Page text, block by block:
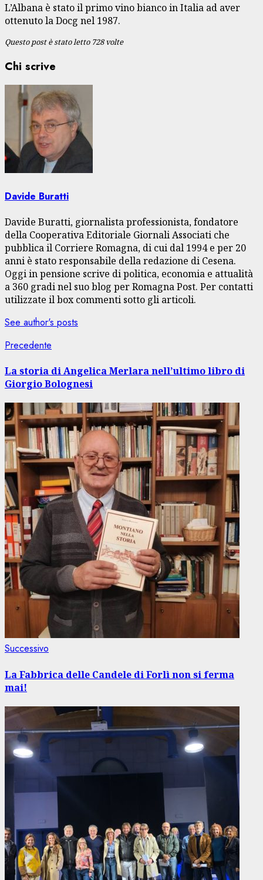
L’Albana è stato il primo vino bianco in Italia ad aver
ottenuto la Docg nel 1987.
Questo post è stato letto 728 volte
Chi scrive
Davide Buratti
Davide Buratti, giornalista professionista, fondatore
della Cooperativa Editoriale Giornali Associati che
pubblica il Corriere Romagna, di cui dal 1994 e per 20
anni è stato responsabile della redazione di Cesena.
Oggi in pensione scrive di politica, economia e attualità
a 360 gradi nel suo blog per Romagna Post. Per contatti
utilizzate il box commenti sotto gli articoli.
See author's posts
Navigazione
articolo
Precedente
La storia di Angelica Merlara nell’ultimo libro di
Giorgio Bolognesi
Successivo
La Fabbrica delle Candele di Forlì non si ferma
mai!